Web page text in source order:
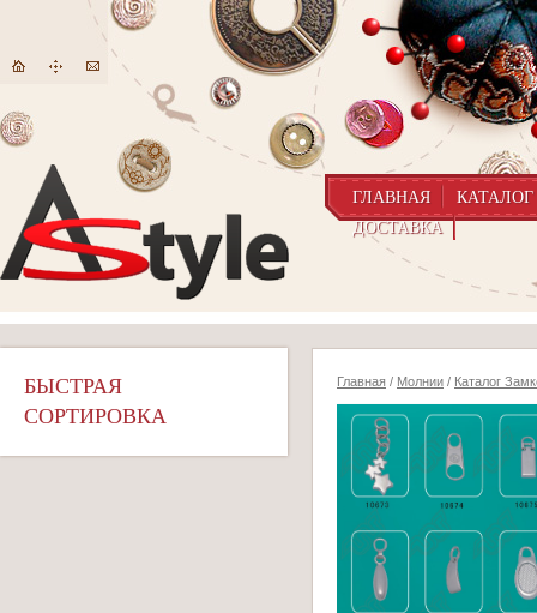
ГЛАВНАЯ
КАТАЛОГ
ДОСТАВКА
БЫСТРАЯ
СОРТИРОВКА
Главная / Молнии / Каталог